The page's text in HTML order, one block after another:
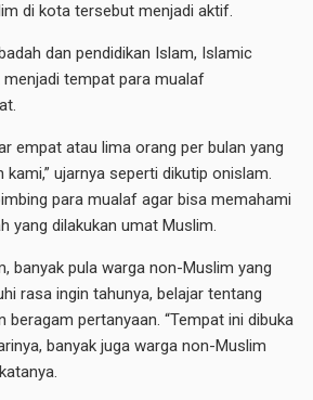
di kota tersebut menjadi aktif.
dan pendidikan Islam, Islamic
menjadi tempat para mualaf
empat atau lima orang per bulan yang
ujarnya seperti dikutip onislam.
para mualaf agar bisa memahami
yang dilakukan umat Muslim.
banyak pula warga non-Muslim yang
rasa ingin tahunya, belajar tentang
beragam pertanyaan. “Tempat ini dibuka
banyak juga warga non-Muslim